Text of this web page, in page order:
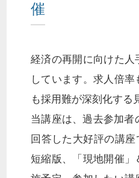
催
経済の再開に向けた
しています。求人倍
も採用難が深刻化する
当講座は、過去参加
回答した大好評の講
短縮版、「現地開催」